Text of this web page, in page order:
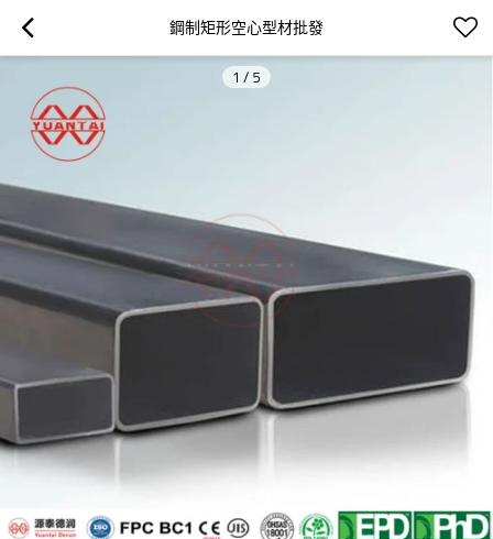
鋼制矩形空心型材批發
1 / 5